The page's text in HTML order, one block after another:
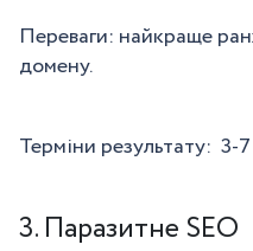
Переваги: найкраще
домену.
Терміни результату: 3-
3. Паразитне SEO